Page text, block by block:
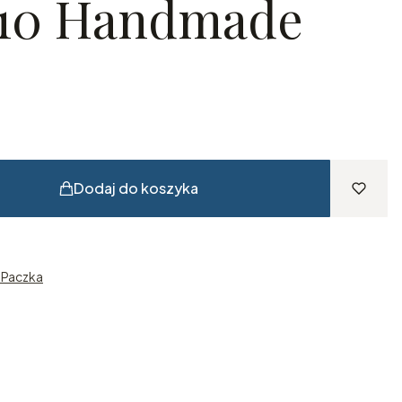
Handmade
Dodaj do koszyka